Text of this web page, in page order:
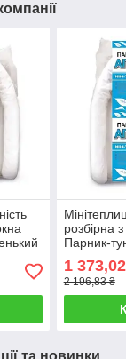
розбірна
Парник-
арковий
1 373,02
2 196,83 ₴
та новинки